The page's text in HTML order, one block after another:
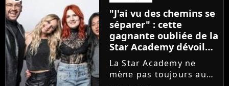
que Jenifer et Nolwenn
Leroy !
"J'ai vu des chemins se
séparer" : cette
gagnante oubliée de la
Star Academy dévoile
l'envers du décor du
métier
La Star Academy ne
mène pas toujours au